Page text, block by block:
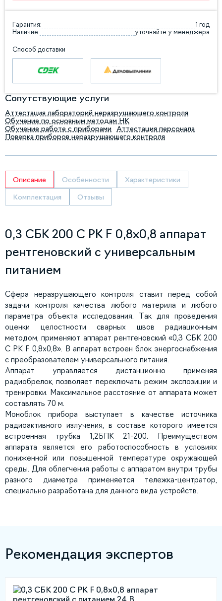
Гарантия:
1 год
Наличие:
уточняйте у менеджера
Способ доставки
Сопутствующие услуги
Аттестация лабораторий неразрушающего контроля
Обучение по основным методам НК
Обучение работе с приборами
Аттестация персонала
Поверка приборов неразрушающего контроля
Описание Особенности Характеристики
Комплектация Отзывы
0,3 СБК 200 С РК F 0,8х0,8 аппарат
рентгеновский с универсальным
питанием
Сфера неразрушающего контроля ставит перед собой
задачи контроля качества любого материла и любого
параметра объекта исследования. Так для проведения
оценки целостности сварных швов радиационным
методом, применяют аппарат рентгеновский «0,3 СБК 200
C РК F 0,8х0,8». В аппарат встроен блок энергоснабжения
с преобразователем универсального питания.
Аппарат управляется дистанционно применяя
радиобрелок, позволяет переключать режим экспозиции и
тренировки. Максимальное расстояние от аппарата может
составлять 70 м.
Моноблок прибора выступает в качестве источника
радиоактивного излучения, в составе которого имеется
встроенная трубка 1,2БПК 21-200. Преимуществом
аппарата является его работоспособность в условиях
пониженной или повышенной температуре окружающей
среды. Для облегчения работы с аппаратом внутри трубы
разного диаметра применяется тележка-центратор,
специально разработана для данного вида устройств.
Рекомендация экспертов